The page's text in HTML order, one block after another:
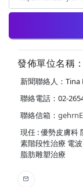
發佈單位名稱
新聞聯絡人：Tina
聯絡電話：02-
聯絡信箱：
現任 : 優勢皮膚科
素階段性治療 電
脂肪雕塑治療